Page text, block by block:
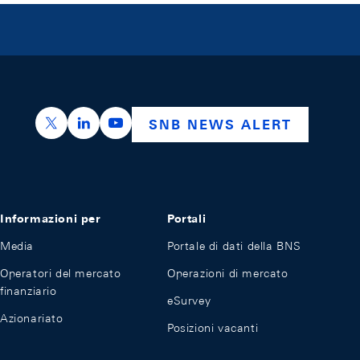
https://x.com/snb_bns
https://ch.linkedin.com/company/swiss-
https://www.youtube.com/
SNB NEWS ALERT
Informazioni per
Media
Operatori del mercato
finanziario
Azionariato
Portali
Portale di dati della BNS
Operazioni di mercato
eSurvey
Posizioni vacanti